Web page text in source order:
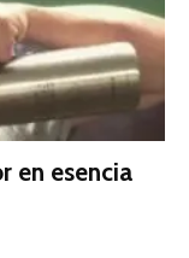
en esencia